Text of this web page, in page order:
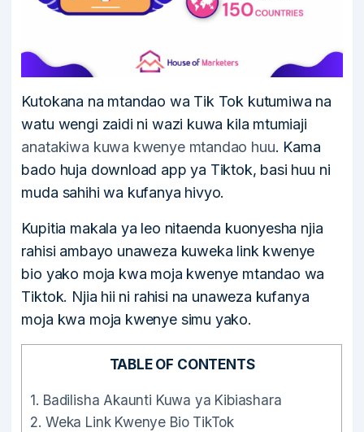
Kutokana na mtandao wa Tik Tok kutumiwa na
watu wengi zaidi ni wazi kuwa kila mtumiaji
anatakiwa kuwa kwenye mtandao huu. Kama
bado huja download app ya Tiktok, basi huu ni
muda sahihi wa kufanya hivyo.
Kupitia makala ya leo nitaenda kuonyesha njia
rahisi ambayo unaweza kuweka link kwenye
bio yako moja kwa moja kwenye mtandao wa
Tiktok. Njia hii ni rahisi na unaweza kufanya
moja kwa moja kwenye simu yako.
TABLE OF CONTENTS
1. Badilisha Akaunti Kuwa ya Kibiashara
2. Weka Link Kwenye Bio TikTok